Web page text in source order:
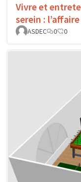
Vivre et
serein :
ASDEC
0 0